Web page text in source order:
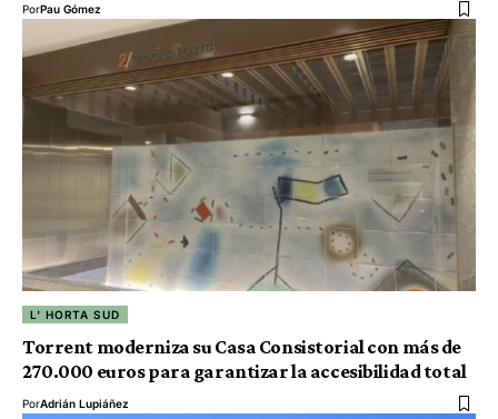
PorPau Gómez
L' HORTA SUD
Torrent moderniza su Casa Consistorial con más de
270.000 euros para garantizar la accesibilidad total
PorAdrián Lupiáñez